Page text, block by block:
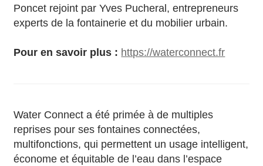
Poncet rejoint par Yves Pucheral, entrepreneurs
experts de la fontainerie et du mobilier urbain.
Pour en savoir plus : https://waterconnect.fr
Water Connect a été primée à de multiples
reprises pour ses fontaines connectées,
multifonctions, qui permettent un usage intelligent,
économe et équitable de l’eau dans l’espace